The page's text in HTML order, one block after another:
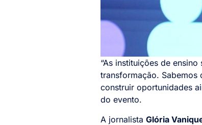
“As instituições de
transformação. Sabemos
construir oportunidades
do evento.
A jornalista Glória